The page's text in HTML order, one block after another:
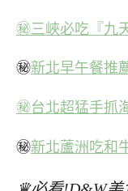
㊙三峽必吃『九
㊙新北早午餐推
㊙台北超猛手抓
㊙新北蘆洲吃和